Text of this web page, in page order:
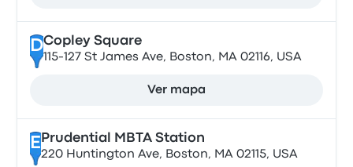
DCopley Square
115-127 St James Ave, Boston, MA 02116, USA
Ver mapa
E Prudential MBTA Station
220 Huntington Ave, Boston, MA 02115, USA